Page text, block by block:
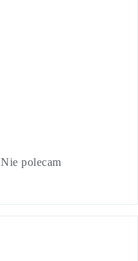
Nie polecam